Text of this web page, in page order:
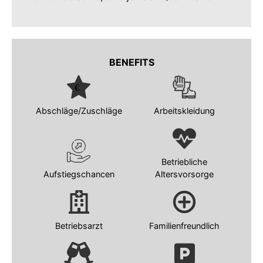
BENEFITS
Abschläge/Zuschläge Arbeitskleidung
Aufstiegschancen
Betriebliche
Altersvorsorge
Betriebsarzt Familienfreundlich